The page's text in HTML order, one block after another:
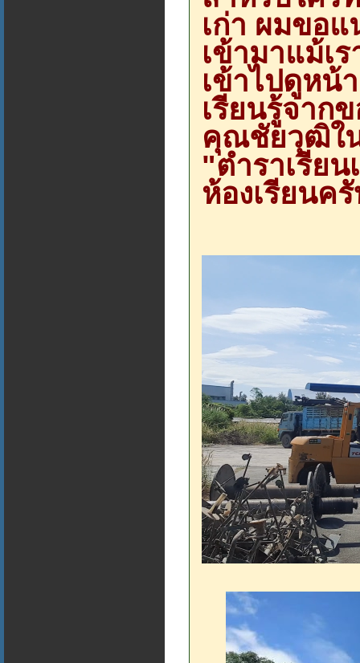
เก่า ผมขอ
เข้ามาแม้เ
เข้าไปดูหน้
เรียนรู้จาก
คุณชัยวุฒิใน
"ตำราเรีย
ห้องเรียนค